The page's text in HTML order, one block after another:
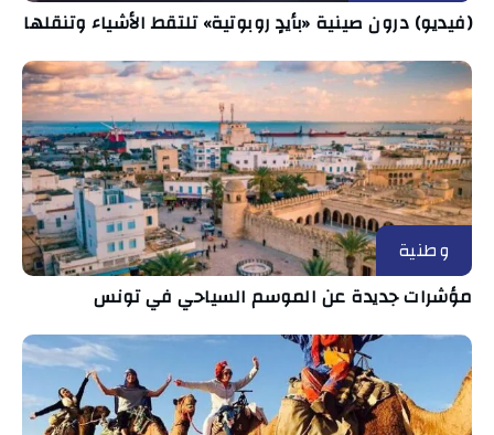
(فيديو) درون صينية «بأيدٍ روبوتية» تلتقط الأشياء وتنقلها
وطنية
مؤشرات جديدة عن الموسم السياحي في تونس